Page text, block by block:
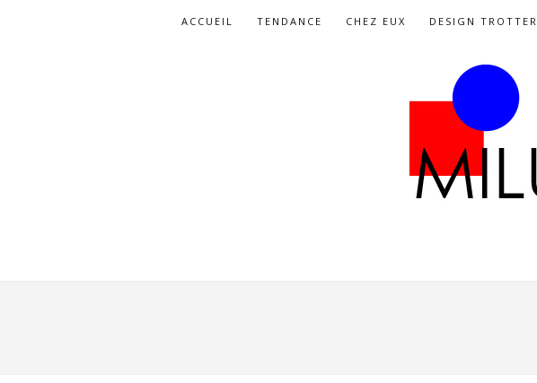
ACCUEIL TENDANCE CHEZ EUX DESIGN TROTTER